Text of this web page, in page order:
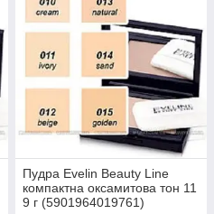
Пудра Evelin Beauty Line
компактна оксамитова тон 11
9 г (5901964019761)